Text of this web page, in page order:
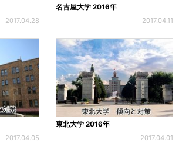
2017.04.28
名古屋大学 2016年
2017.04.11
2017.04.05
東北大学 2016年
2017.04.01